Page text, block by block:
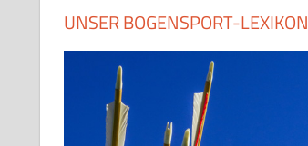
UNSER BOGENSPORT-LEXIKON